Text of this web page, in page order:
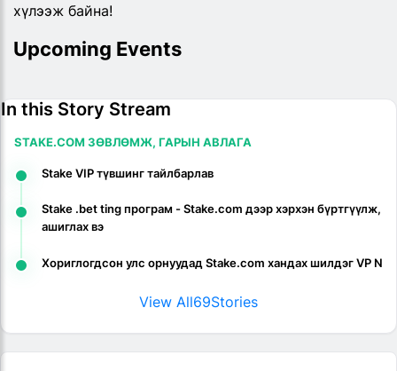
хүлээж байна!
Upcoming Events
In this Story Stream
STAKE.COM ЗӨВЛӨМЖ, ГАРЫН АВЛАГА
Stake VIP түвшинг тайлбарлав
Stake .bet ting програм - Stake.com дээр хэрхэн бүртгүүлж,
ашиглах вэ
Хориглогдсон улс орнуудад Stake.com хандах шилдэг VP N
View All69Stories